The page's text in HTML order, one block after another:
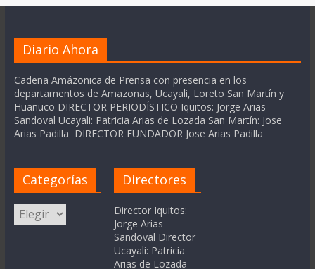
Diario Ahora
Cadena Amázonica de Prensa con presencia en los
departamentos de Amazonas, Ucayali, Loreto San Martín y
Huanuco DIRECTOR PERIODÍSTICO Iquitos: Jorge Arias
Sandoval Ucayali: Patricia Arias de Lozada San Martín: Jose
Arias Padilla DIRECTOR FUNDADOR Jose Arias Padilla
Categorías
Categorías
Directores
Director Iquitos:
Jorge Arias
Sandoval Director
Ucayali: Patricia
Arias de Lozada